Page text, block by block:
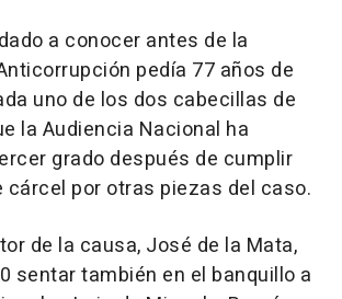
a conocer antes de la
pedía 77 años de
uno de los dos cabecillas de
la Audiencia Nacional ha
grado después de cumplir
cárcel por otras piezas del caso.
de la causa, José de la Mata,
sentar también en el banquillo a